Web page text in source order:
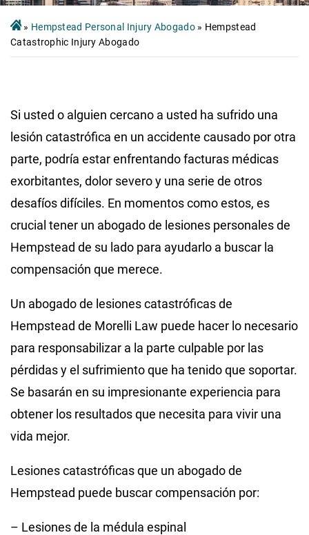
» Hempstead Personal Injury Abogado» Hempstead
Catastrophic Injury Abogado
Si usted o alguien cercano a usted ha sufrido una
lesión catastrófica en un accidente causado por otra
parte, podría estar enfrentando facturas médicas
exorbitantes, dolor severo y una serie de otros
desafíos difíciles. En momentos como estos, es
crucial tener un abogado de lesiones personales de
Hempstead de su lado para ayudarlo a buscar la
compensación que merece.
Un abogado de lesiones catastróficas de
Hempstead de Morelli Law puede hacer lo necesario
para responsabilizar a la parte culpable por las
pérdidas y el sufrimiento que ha tenido que soportar.
Se basarán en su impresionante experiencia para
obtener los resultados que necesita para vivir una
vida mejor.
Lesiones catastróficas que un abogado de
Hempstead puede buscar compensación por:
– Lesiones de la médula espinal